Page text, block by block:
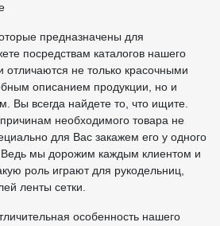
предназначены для
посредствам каталогов нашего
отличаются не только красочными
описанием продукции, но и
Вы всегда найдете то, что ищите.
необходимого товара не
для Вас закажем его у одного
мы дорожим каждым клиентом и
роль играют для рукодельниц,
ленты сетки.
особенность нашего